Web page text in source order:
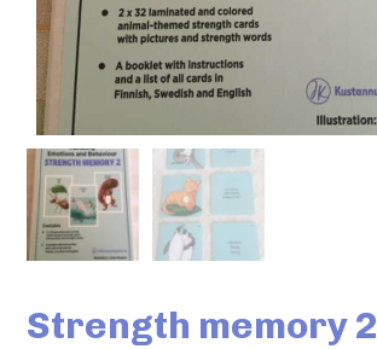
Strength memory 2